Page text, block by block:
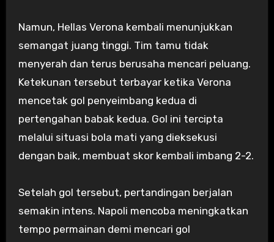
Namun, Hellas Verona kembali menunjukkan
semangat juang tinggi. Tim tamu tidak
menyerah dan terus berusaha mencari peluang.
Ketekunan tersebut terbayar ketika Verona
mencetak gol penyeimbang kedua di
pertengahan babak kedua. Gol ini tercipta
melalui situasi bola mati yang dieksekusi
dengan baik, membuat skor kembali imbang 2-2.
Setelah gol tersebut, pertandingan berjalan
semakin intens. Napoli mencoba meningkatkan
tempo permainan demi mencari gol